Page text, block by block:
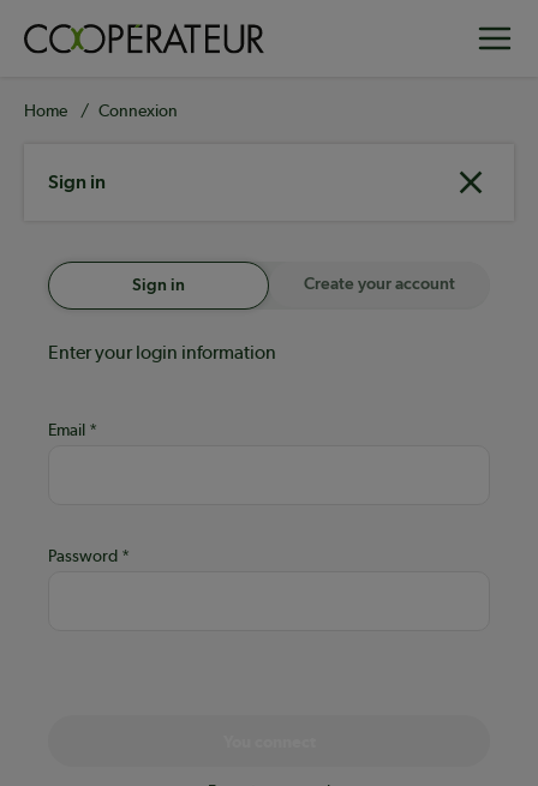
content
Breadcrumb
Home Connexion
Sign in
Sign in Create your account
Enter your login information
Email
Password